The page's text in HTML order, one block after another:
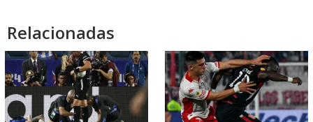
Relacionadas